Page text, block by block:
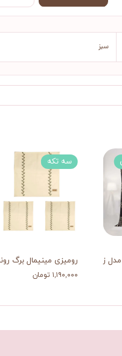
سبز
رومیزی مینیمال برگ
۱,۱۹۰,۰۰۰ تومان
سه تکه
زبرا